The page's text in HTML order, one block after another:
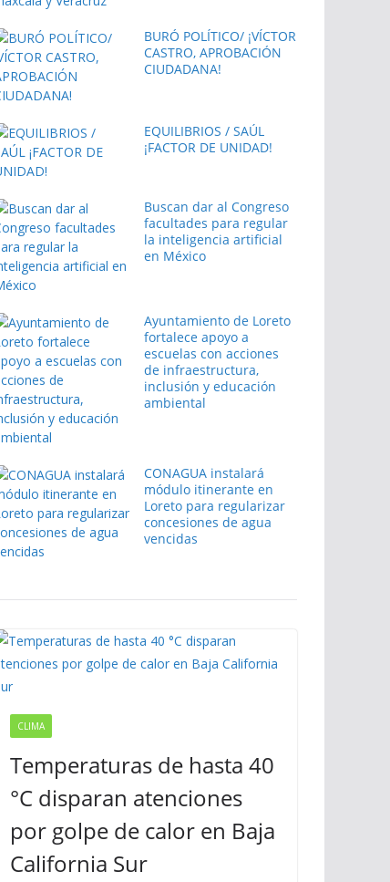
BURÓ POLÍTICO/ ¡VÍCTOR
CASTRO, APROBACIÓN
CIUDADANA!
EQUILIBRIOS / SAÚL
¡FACTOR DE UNIDAD!
Buscan dar al Congreso
facultades para regular
la inteligencia artificial
en México
Ayuntamiento de Loreto
fortalece apoyo a
escuelas con acciones
de infraestructura,
inclusión y educación
ambiental
CONAGUA instalará
módulo itinerante en
Loreto para regularizar
concesiones de agua
vencidas
CLIMA
Temperaturas de hasta 40
°C disparan atenciones
por golpe de calor en Baja
California Sur